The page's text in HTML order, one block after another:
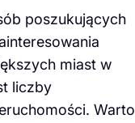
poszukujących
miast w
liczby
Warto